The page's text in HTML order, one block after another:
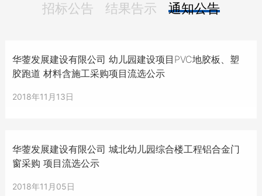
招标公告 结果告示 通知公告
华蓥发展建设有限公司 幼儿园建设项目PVC地胶板、塑
胶跑道 材料含施工采购项目流选公示
2018年11月13日
华蓥发展建设有限公司 城北幼儿园综合楼工程铝合金门
窗采购 项目流选公示
2018年11月05日